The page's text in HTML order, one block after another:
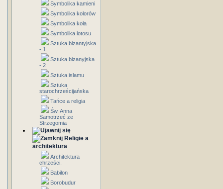
Symbolika kamieni
Symbolika kolorów
Symbolika koła
Symbolika lotosu
Sztuka bizantyjska
- 1
Sztuka bizanyjska
- 2
Sztuka islamu
Sztuka
starochrześcijańska
Tańce a religia
Św. Anna
Samotrzeć ze
Strzegomia
Religie a
architektura
Architektura
chrześci.
Babilon
Borobudur